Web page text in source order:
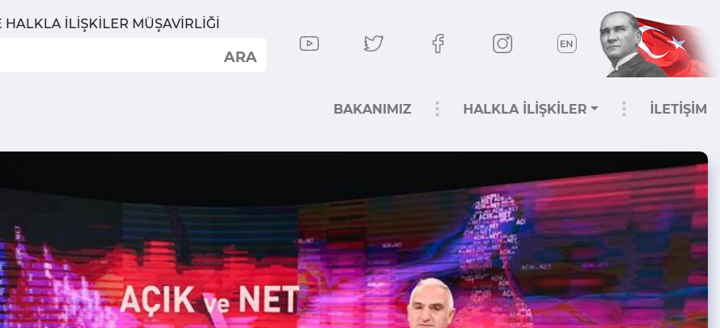
HALKLA İLİŞKİLER MÜŞAVİRLİĞİ
ARA
BAKANIMIZ HALKLA İLİŞKİLER İLETİŞİM